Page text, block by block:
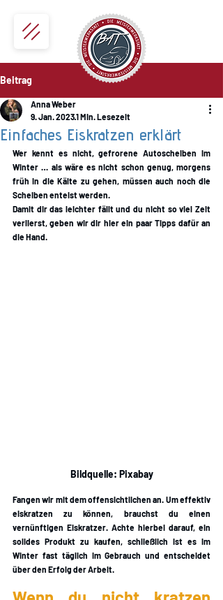
Beitrag
Einfaches Eiskratzen erklärt
Anna Weber
9. Jan. 20231 Min. Lesezeit
Wer kennt es nicht, gefrorene Autoscheiben im
Winter … als wäre es nicht schon genug, morgens
früh in die Kälte zu gehen, müssen auch noch die
Scheiben enteist werden.
Damit dir das leichter fällt und du nicht so viel Zeit
verlierst, geben wir dir hier ein paar Tipps dafür an
die Hand.
Bildquelle: Pixabay
Fangen wir mit dem offensichtlichen an. Um effektiv
eiskratzen zu können, brauchst du einen
vernünftigen Eiskratzer. Achte hierbei darauf, ein
solides Produkt zu kaufen, schließlich ist es im
Winter fast täglich im Gebrauch und entscheidet
über den Erfolg der Arbeit.